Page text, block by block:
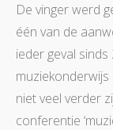
De vinger werd
één van de
ieder geval
niet veel verder
conferentie